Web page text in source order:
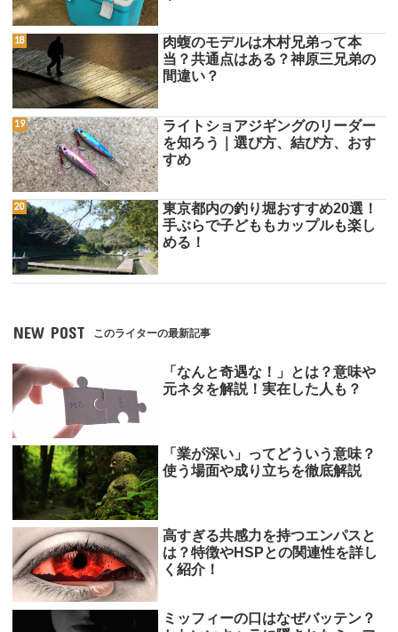
肉蝮のモデルは木村兄弟って本
当？共通点はある？神原三兄弟の
間違い？
ライトショアジギングのリーダー
を知ろう｜選び方、結び方、おす
すめ
東京都内の釣り堀おすすめ20選！
手ぶらで子どももカップルも楽し
める！
NEW POST このライターの最新記事
「なんと奇遇な！」とは？意味や
元ネタを解説！実在した人も？
「業が深い」ってどういう意味？
使う場面や成り立ちを徹底解説
高すぎる共感力を持つエンパスと
は？特徴やHSPとの関連性を詳し
く紹介！
ミッフィーの口はなぜバッテン？